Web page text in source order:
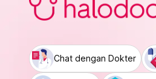
Chat dengan Dokter